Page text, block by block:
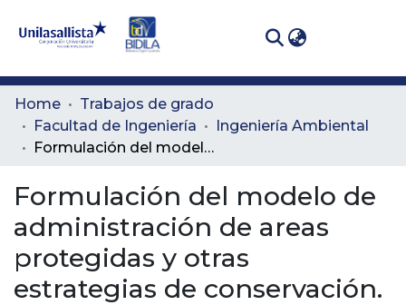
Communities
& Collections
Statistics
Home
Trabajos de grado
Facultad de Ingeniería
Ingeniería Ambiental
Formulación del modelo de administración de areas protegidas y otras estrategias de conservación.
Formulación del modelo de
administración de areas
protegidas y otras
estrategias de conservación.